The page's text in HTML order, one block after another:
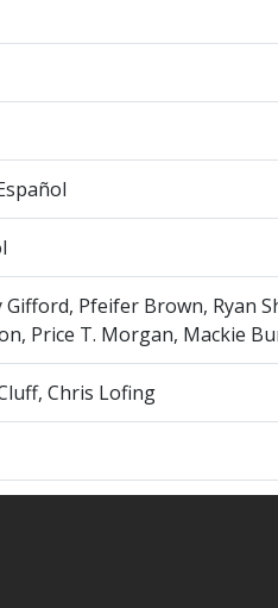
Gifford, Pfeifer Brown, Ryan
Price T. Morgan, Mackie
Chris Lofing